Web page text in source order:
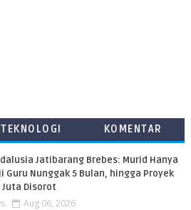
TEKNOLOGI
KOMENTAR
Jatibarang Brebes: Murid Hanya
Guru Nunggak 5 Bulan, hingga Proyek
Juta Disorot
Aug 06, 2026